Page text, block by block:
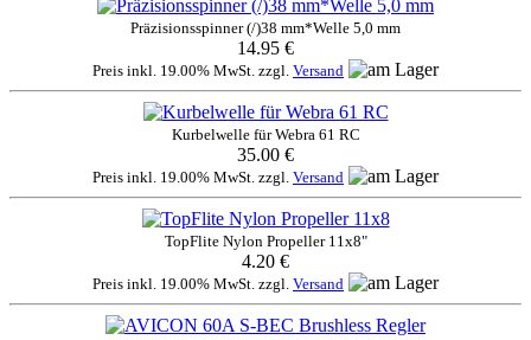
Präzisionsspinner (/)38 mm*Welle 5,0 mm
14.95 €
Preis inkl. 19.00% MwSt. zzgl. Versand
Kurbelwelle für Webra 61 RC
35.00 €
Preis inkl. 19.00% MwSt. zzgl. Versand
TopFlite Nylon Propeller 11x8"
4.20 €
Preis inkl. 19.00% MwSt. zzgl. Versand